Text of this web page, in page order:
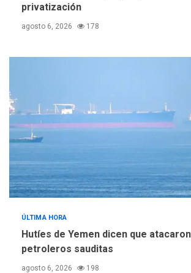
privatización
agosto 6, 2026 178
ÚLTIMA HORA
Hutíes de Yemen dicen que
petroleros sauditas
agosto 6, 2026 198